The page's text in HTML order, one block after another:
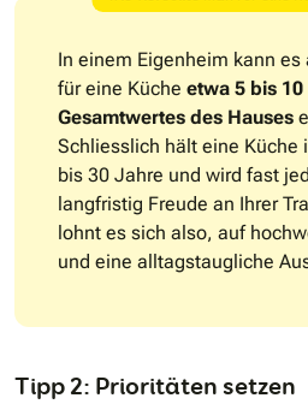
In einem Eigenheim kann
für eine Küche etwa 5 bis
Gesamtwertes des Hauses
Schliesslich hält eine Küche
bis 30 Jahre und wird fast
langfristig Freude an Ihrer
lohnt es sich also, auf
und eine alltagstaugliche
Tipp 2: Prioritäten setzen